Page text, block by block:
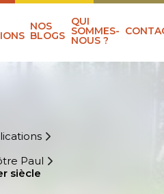
NOS
BLOGS
QUI
SOMMES-
NOUS ?
Paul
siècle